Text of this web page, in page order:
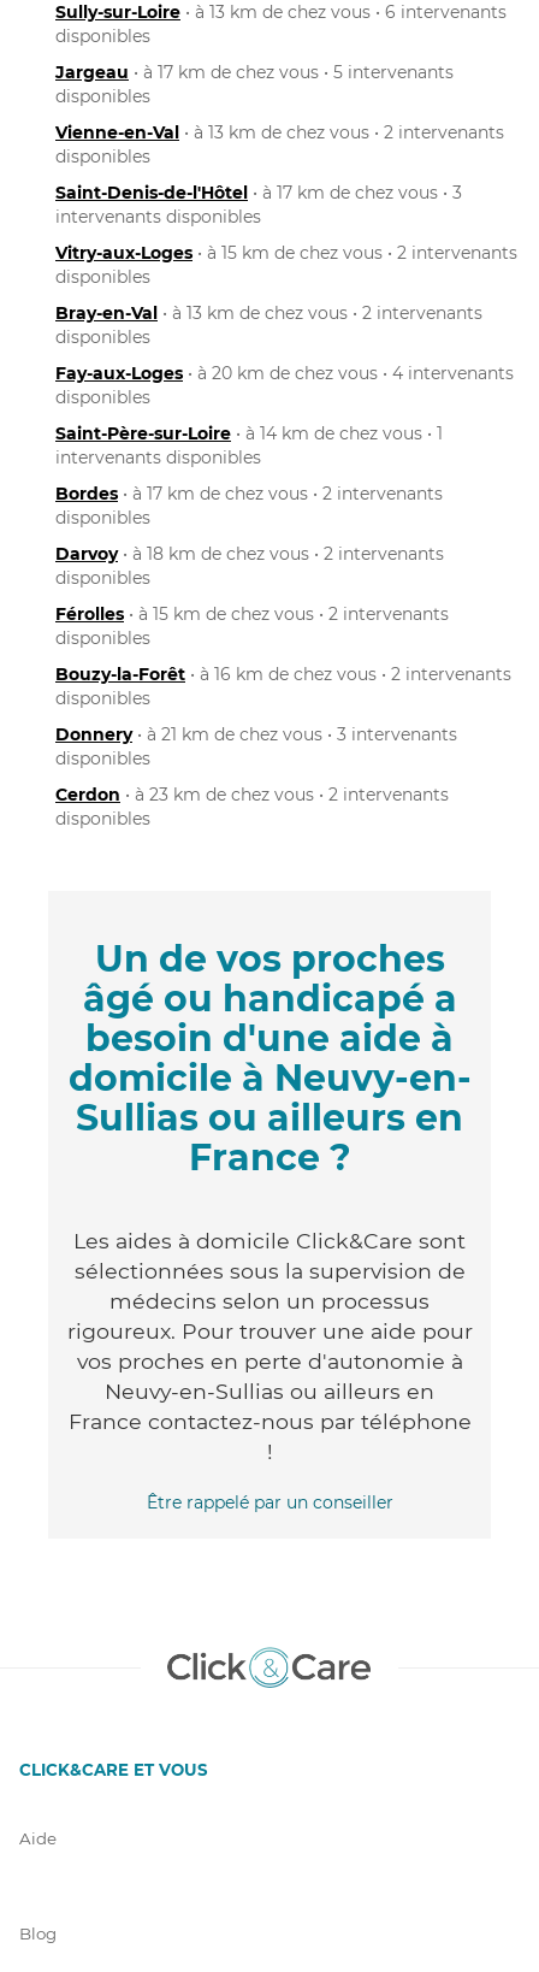
Sully-sur-Loire • à 13 km de chez vous • 6 intervenants
disponibles
Jargeau • à 17 km de chez vous • 5 intervenants
disponibles
Vienne-en-Val • à 13 km de chez vous • 2 intervenants
disponibles
Saint-Denis-de-l'Hôtel • à 17 km de chez vous • 3
intervenants disponibles
Vitry-aux-Loges • à 15 km de chez vous • 2 intervenants
disponibles
Bray-en-Val • à 13 km de chez vous • 2 intervenants
disponibles
Fay-aux-Loges • à 20 km de chez vous • 4 intervenants
disponibles
Saint-Père-sur-Loire • à 14 km de chez vous • 1
intervenants disponibles
Bordes • à 17 km de chez vous • 2 intervenants
disponibles
Darvoy• à 18 km de chez vous • 2 intervenants
disponibles
Férolles • à 15 km de chez vous • 2 intervenants
disponibles
Bouzy-la-Forêt • à 16 km de chez vous • 2 intervenants
disponibles
Donnery• à 21 km de chez vous • 3 intervenants
disponibles
Cerdon • à 23 km de chez vous • 2 intervenants
disponibles
Un de vos proches
âgé ou handicapé a
besoin d'une aide à
domicile à Neuvy-en-
Sullias ou ailleurs en
France ?
Les aides à domicile Click&Care sont
sélectionnées sous la supervision de
médecins selon un processus
rigoureux. Pour trouver une aide pour
vos proches en perte d'autonomie à
Neuvy-en-Sullias ou ailleurs en
France contactez-nous par téléphone
!
Être rappelé par un conseiller
CLICK&CARE ET VOUS
Aide
Blog